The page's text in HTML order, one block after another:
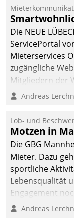
Dialogführung
dem externen
Serviceteam,
Mietenden
effizienter zu
Die NEUE
ServicePortal
Mieterservices
zugängliche
Mitgliedern der
Andreas
Lob- und
Motzen in
Die GBG
Mieter. Dazu
sportliche
Lebensqualität
Engagement
vonAndreas